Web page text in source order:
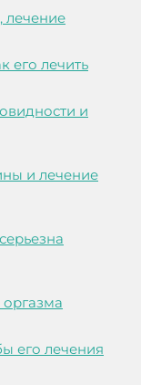
лечение
его лечить
и
и лечение
его лечения